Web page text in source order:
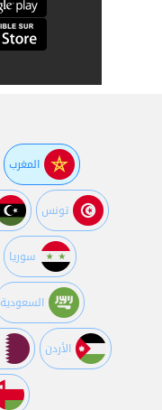
المغرب
تونس
سوريا
السعودية
اﻷردن